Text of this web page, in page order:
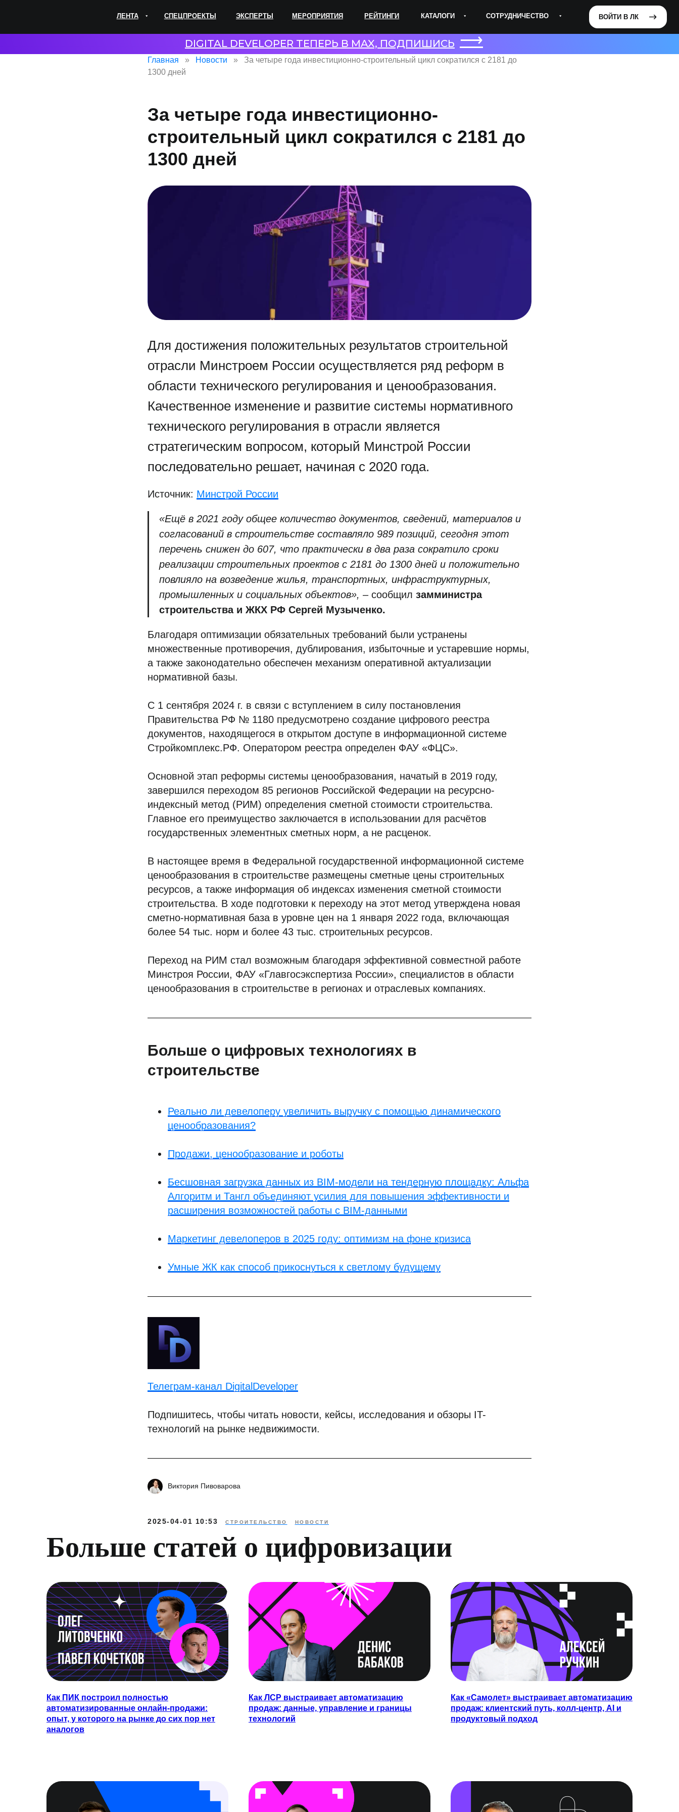
ВОЙТИ В ЛК
ВОЙТИ В ЛК
ЭКСПЕРТЫ СОТРУДНИЧЕСТВО
КАТАЛОГИ
МЕРОПРИЯТИЯ
СПЕЦПРОЕКТЫ РЕЙТИНГИ
ЛЕНТА
DIGITAL DEVELOPER ТЕПЕРЬ В MAX, ПОДПИШИСЬ ⟶
Главная Новости
За четыре года инвестиционно-строительный цикл сократился с 2181 до
1300 дней
За четыре года инвестиционно-
строительный цикл сократился с 2181 до
1300 дней
Для достижения положительных результатов строительной
отрасли Минстроем России осуществляется ряд реформ в
области технического регулирования и ценообразования.
Качественное изменение и развитие системы нормативного
технического регулирования в отрасли является
стратегическим вопросом, который Минстрой России
последовательно решает, начиная с 2020 года.
Источник: Минстрой России
«Ещё в 2021 году общее количество документов, сведений, материалов и
согласований в строительстве составляло 989 позиций, сегодня этот
перечень снижен до 607, что практически в два раза сократило сроки
реализации строительных проектов с 2181 до 1300 дней и положительно
повлияло на возведение жилья, транспортных, инфраструктурных,
промышленных и социальных объектов», – сообщил замминистра
строительства и ЖКХ РФ Сергей Музыченко.
Благодаря оптимизации обязательных требований были устранены
множественные противоречия, дублирования, избыточные и устаревшие нормы,
а также законодательно обеспечен механизм оперативной актуализации
нормативной базы.
С 1 сентября 2024 г. в связи с вступлением в силу постановления
Правительства РФ № 1180 предусмотрено создание цифрового реестра
документов, находящегося в открытом доступе в информационной системе
Стройкомплекс.РФ. Оператором реестра определен ФАУ «ФЦС».
Основной этап реформы системы ценообразования, начатый в 2019 году,
завершился переходом 85 регионов Российской Федерации на ресурсно-
индексный метод (РИМ) определения сметной стоимости строительства.
Главное его преимущество заключается в использовании для расчётов
государственных элементных сметных норм, а не расценок.
В настоящее время в Федеральной государственной информационной системе
ценообразования в строительстве размещены сметные цены строительных
ресурсов, а также информация об индексах изменения сметной стоимости
строительства. В ходе подготовки к переходу на этот метод утверждена новая
сметно-нормативная база в уровне цен на 1 января 2022 года, включающая
более 54 тыс. норм и более 43 тыс. строительных ресурсов.
Переход на РИМ стал возможным благодаря эффективной совместной работе
Минстроя России, ФАУ «Главгосэкспертиза России», специалистов в области
ценообразования в строительстве в регионах и отраслевых компаниях.
Больше о цифровых технологиях в
строительстве
Реально ли девелоперу увеличить выручку с помощью динамического
ценообразования?
Продажи, ценообразование и роботы
Бесшовная загрузка данных из BIM-модели на тендерную площадку: Альфа
Алгоритм и Тангл объединяют усилия для повышения эффективности и
расширения возможностей работы с BIM-данными
Маркетинг девелоперов в 2025 году: оптимизм на фоне кризиса
Умные ЖК как способ прикоснуться к светлому будущему
Телеграм-канал DigitalDeveloper
Подпишитесь, чтобы читать новости, кейсы, исследования и обзоры IT-
технологий на рынке недвижимости.
Виктория Пивоварова
2025-04-01 10:53 СТРОИТЕЛЬСТВО НОВОСТИ
Больше статей о цифровизации
Как ПИК построил полностью
автоматизированные онлайн-продажи:
опыт, у которого на рынке до сих пор нет
аналогов
Как ЛСР выстраивает автоматизацию
продаж: данные, управление и границы
технологий
Как «Самолет» выстраивает автоматизацию
продаж: клиентский путь, колл-центр, AI и
продуктовый подход